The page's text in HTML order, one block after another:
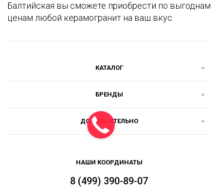
Балтийская вы сможете приобрести по выгоднам
ценам любой керамогранит на ваш вкус.
КАТАЛОГ
БРЕНДЫ
ДОПОЛНИТЕЛЬНО
НАШИ КООРДИНАТЫ
8 (499) 390-89-07